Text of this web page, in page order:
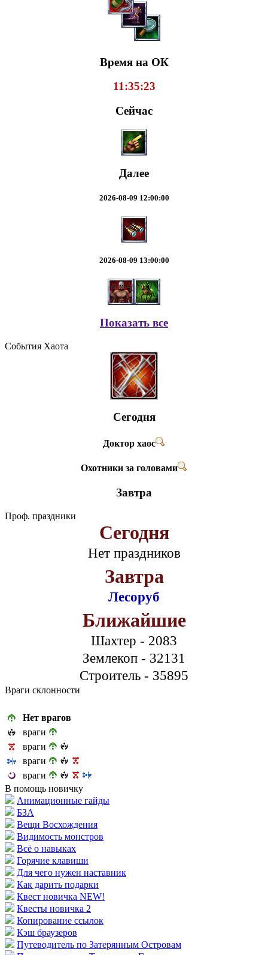
Время на ОК
11:35:24
Сейчас
Далее
2026-08-09 12:00:00
2026-08-09 13:00:00
Показать все
События Хаота
Сегодня
Доктор хаос
Охотники за головами
Завтра
Проф. праздники
Сегодня
Нет праздников
Завтра
Лесоруб
Ближайшие
Шахтер - 2083
Землекоп - 32131
Строитель - 35895
Враги склонности
Нет врагов
враги
враги
враги
враги
В помощь новичку
Анимационные гайды
БЗА
Вещи Восхождения
Видимость монстров
Всё о навыках
Горячие клавиши
Для чего нужен наставник
Как дарить подарки
Квест новичка NEW!
Квесты новичка 2
Копирование ссылок
Кэш браузеров
Путеводитель по Затерянным Островам